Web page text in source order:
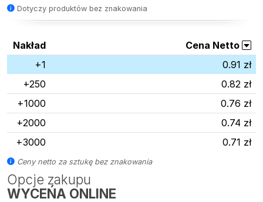
Dotyczy produktów bez znakowania
Opcje zakupu
WYCEŃA ONLINE
Nakład
Cena Netto
+1
0.91 zł
+250
0.82 zł
+1000
0.76 zł
+2000
0.74 zł
+3000
0.71 zł
Ceny netto za sztukę bez znakowania